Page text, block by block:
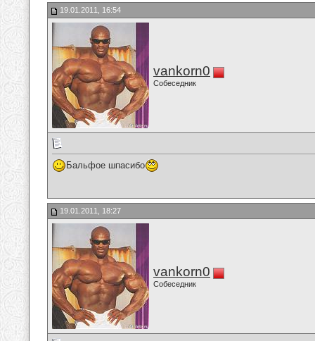
19.01.2011, 16:54
vankorn0
Собеседник
Бальфое шпасибо
19.01.2011, 18:27
vankorn0
Собеседник